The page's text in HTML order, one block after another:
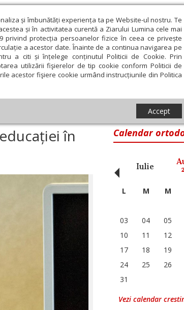
și îmbunătăți experiența ta pe Website-ul nostru. Te
și în activitatea curentă a Ziarului Lumina cele mai
privind protecția persoanelor fizice în ceea ce privește
a acestor date. Înainte de a continua navigarea pe
a citi și înțelege conținutul Politicii de Cookie. Prin
utilizării fişierelor de tip cookie conform Politicii de
acestor fişiere cookie urmând instrucțiunile din Politica
Accept
și Cultură
Cultură Interviu
Societate Opinii
educației în școli
în
Calendar
Iulie
‹ L M M
03
04 05
10
11 12
17
18 19
24
25 26
31
Vezi calendar